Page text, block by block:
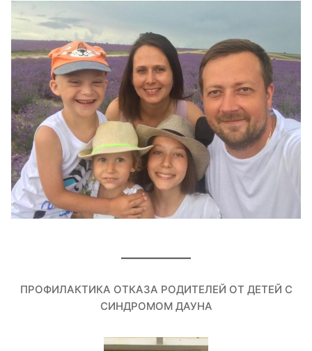
ПРОФИЛАКТИКА ОТКАЗА РОДИТЕЛЕЙ ОТ ДЕТЕЙ С
СИНДРОМОМ ДАУНА